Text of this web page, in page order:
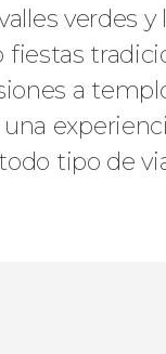
verdes y
fiestas
a
tipo de